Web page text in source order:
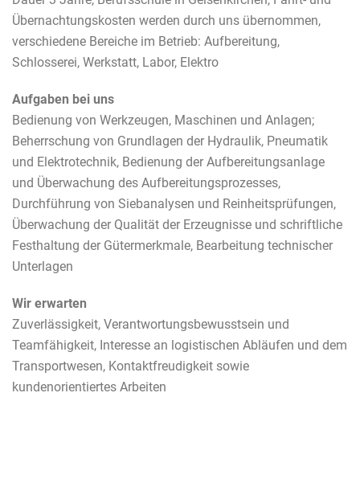
Übernachtungskosten werden durch uns übernommen,
verschiedene Bereiche im Betrieb: Aufbereitung,
Schlosserei, Werkstatt, Labor, Elektro
Aufgaben bei uns
Bedienung von Werkzeugen, Maschinen und Anlagen;
Beherrschung von Grundlagen der Hydraulik, Pneumatik
und Elektrotechnik, Bedienung der Aufbereitungsanlage
und Überwachung des Aufbereitungsprozesses,
Durchführung von Siebanalysen und Reinheitsprüfungen,
Überwachung der Qualität der Erzeugnisse und schriftliche
Festhaltung der Gütermerkmale, Bearbeitung technischer
Unterlagen
Wir erwarten
Zuverlässigkeit, Verantwortungsbewusstsein und
Teamfähigkeit, Interesse an logistischen Abläufen und dem
Transportwesen, Kontaktfreudigkeit sowie
kundenorientiertes Arbeiten